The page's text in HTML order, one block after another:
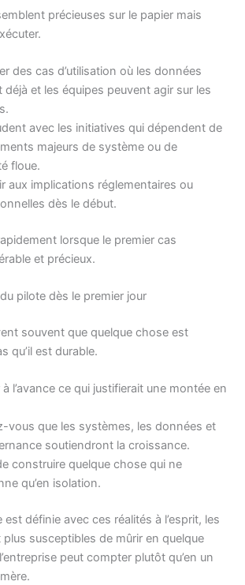
précieuses sur le papier mais
des cas d’utilisation où les données
déjà et les équipes peuvent agir sur les
avec les initiatives qui dépendent de
majeurs de système ou de
floue.
aux implications réglementaires ou
dès le début.
lorsque le premier cas
et précieux.
pilote dès le premier jour
souvent que quelque chose est
qu’il est durable.
à l’avance ce qui justifierait une montée en
vous que les systèmes, les données et
soutiendront la croissance.
construire quelque chose qui ne
qu’en isolation.
définie avec ces réalités à l’esprit, les
susceptibles de mûrir en quelque
peut compter plutôt qu’en un